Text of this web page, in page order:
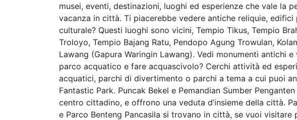
musei, eventi, destinazioni, luoghi ed esperienze che vale la
vacanza in città. Ti piacerebbe vedere antiche reliquie,
culturale? Questi luoghi sono vicini, Tempio Tikus, Tempio
Troloyo, Tempio Bajang Ratu, Pendopo Agung Trowulan,
Lawang (Gapura Waringin Lawang). Vedi monumenti antichi
parco acquatico e fare acquascivolo? Cerchi attività ed
acquatici, parchi di divertimento o parchi a tema a cui puoi
Fantastic Park. Puncak Bekel e Pemandian Sumber
centro cittadino, e offrono una veduta d’insieme della città.
e Parco Benteng Pancasila si trovano in città, se vuoi visitare